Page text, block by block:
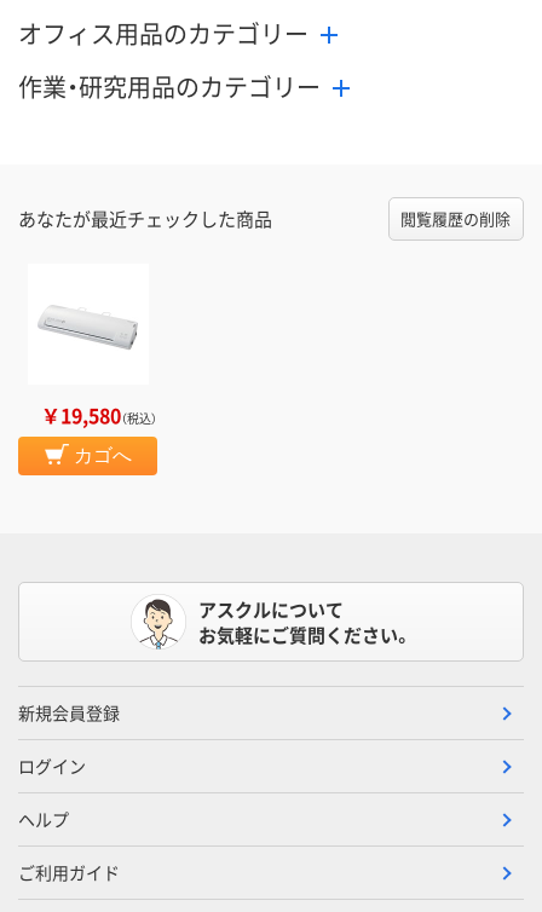
オフィス用品のカテゴリー
作業・研究用品のカテゴリー
あなたが最近チェックした商品 閲覧履歴の削除
￥19,580（税込）
カゴへ
アスクルについて
お気軽にご質問ください。
新規会員登録
ログイン
ヘルプ
ご利用ガイド